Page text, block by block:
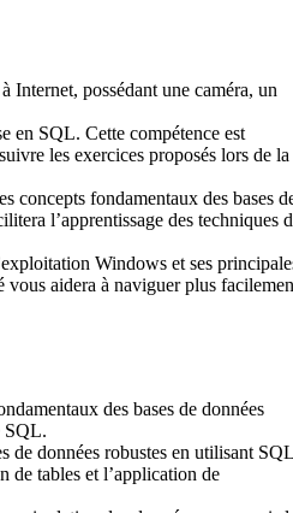
Internet, possédant une caméra, un
en SQL. Cette compétence est
les exercices proposés lors de la
concepts fondamentaux des bases
l’apprentissage des techniques
Windows et ses
aidera à naviguer plus
des bases de données
SQL.
de données robustes en utilisant SQL
de tables et l’application de